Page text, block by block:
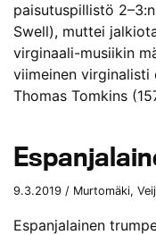
paisutuspillistö
Swell), muttei
virginaali-musiikin
viimeinen virginalisti
Thomas Tomkins
9.3.2019 / Murtomäki,
Espanjalainen